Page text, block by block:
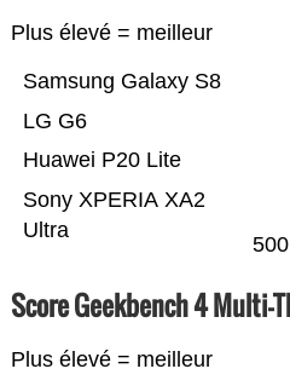
Plus élevé = meilleur
Sony XPERIA XA2
Ultra
Huawei P20 Lite
LG G6
Samsung Galaxy S8
500
Score Geekbench 4 Multi-
Plus élevé = meilleur